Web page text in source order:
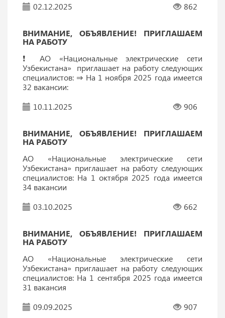
02.12.2025 862
ВНИМАНИЕ, ОБЪЯВЛЕНИЕ! ПРИГЛАШАЕМ
НА РАБОТУ
❗️ АО «Национальные электрические сети
Узбекистана» приглашает на работу следующих
специалистов: ⇒ На 1 ноября 2025 года имеется
32 вакансии:
10.11.2025
906
ВНИМАНИЕ, ОБЪЯВЛЕНИЕ! ПРИГЛАШАЕМ
НА РАБОТУ
АО «Национальные электрические сети
Узбекистана» приглашает на работу следующих
специалистов: На 1 октября 2025 года имеется
34 вакансии
03.10.2025
662
ВНИМАНИЕ, ОБЪЯВЛЕНИЕ! ПРИГЛАШАЕМ
НА РАБОТУ
АО «Национальные электрические сети
Узбекистана» приглашает на работу следующих
специалистов: На 1 сентября 2025 года имеется
31 вакансия
09.09.2025
907